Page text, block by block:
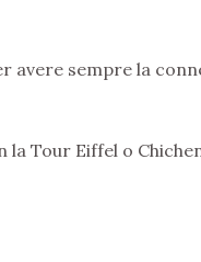
avere sempre la
Tour Eiffel o